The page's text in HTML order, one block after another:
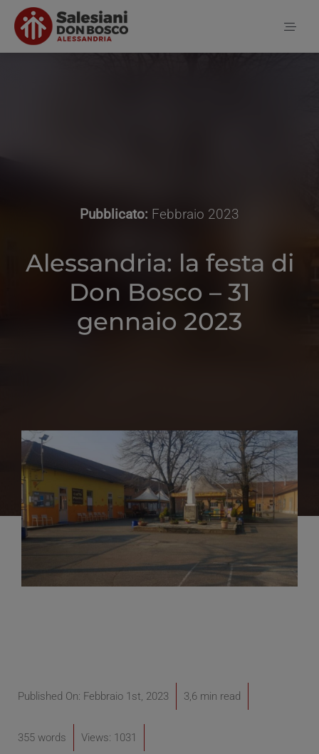
Salta
contenuto
Contatti
Pubblicato: Febbraio 2023
Alessandria: la festa di
Don Bosco – 31
gennaio 2023
Published On: Febbraio 1st, 2023 3,6 min read
355 words Views: 1031